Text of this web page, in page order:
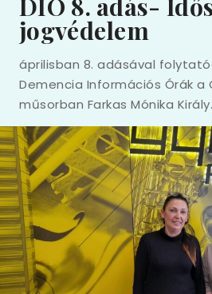
DIÓ 8. adás-
jogvédelem
áprilisban 8. adásával
Demencia Információs Órák a
műsorban Farkas Mónika